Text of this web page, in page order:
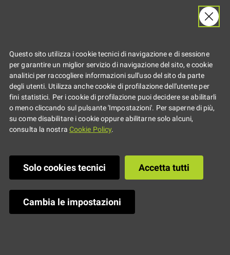
Pubblicato il: 10/11/2022 - Ultima modifica: 20/12/2023
23:59
Regione Emilia-Romagna
CF 800.625.903.79
Viale Aldo Moro 52, 40127 Bologna
Questo sito utilizza i cookie tecnici di navigazione e di sessione
per garantire un miglior servizio di navigazione del sito, e cookie
analitici per raccogliere informazioni sull'uso del sito da parte
degli utenti. Utilizza anche cookie di profilazione dell'utente per
fini statistici. Per i cookie di profilazione puoi decidere se abilitarli
o meno cliccando sul pulsante 'Impostazioni'. Per saperne di più,
su come disabilitare i cookie oppure abilitarne solo alcuni,
consulta la nostra Cookie Policy.
Solo cookies tecnici Accetta tutti
Cambia le impostazioni